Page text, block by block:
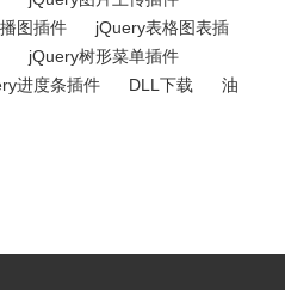
图插件
jQuery表格图表插
jQuery树形菜单插件
进度条插件 DLL下载
油